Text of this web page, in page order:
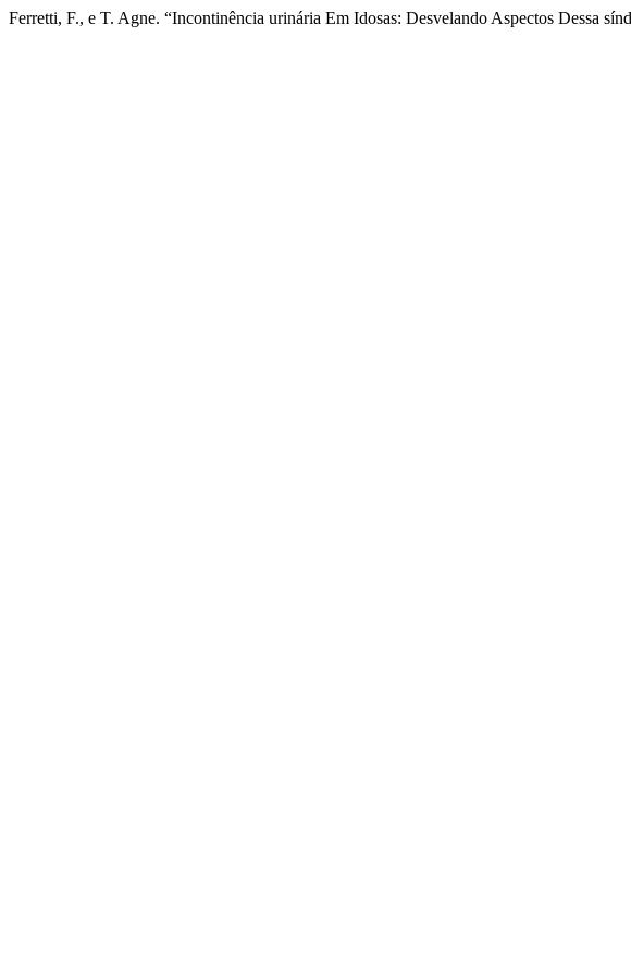
Ferretti, F., e T. Agne. “Incontinência urinária Em Idosas: Desvelando Aspectos Dessa